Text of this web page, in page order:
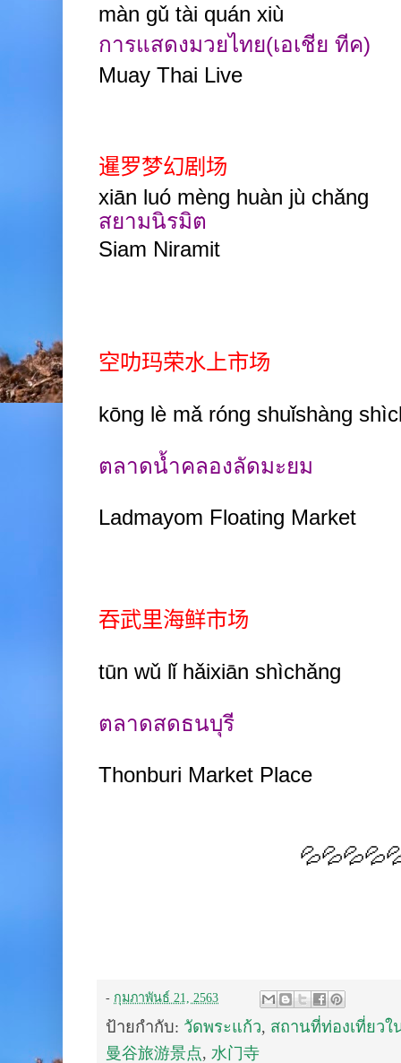
màn gǔ tài quán xiù
การแสดงมวยไทย(เอเชีย ทีค)
Muay Thai Live
暹罗梦幻剧场
xiān luó mèng huàn jù chǎng
สยามนิรมิต
Siam Niramit
空叻玛荣水上市场
kōng lè mǎ róng shuǐshàng
ตลาดน้ำคลองลัดมะยม
Ladmayom Floating Market
吞武里海鲜市场
tūn wǔ lǐ hǎixiān shìchǎng
ตลาดสดธนบุรี
Thonburi Market Place
- กุมภาพันธ์ 21, 2563
ป้ายกำกับ: วัดพระแก้ว, สถานที่ท่องเที่ยวใ
曼谷旅游景点, 水门寺